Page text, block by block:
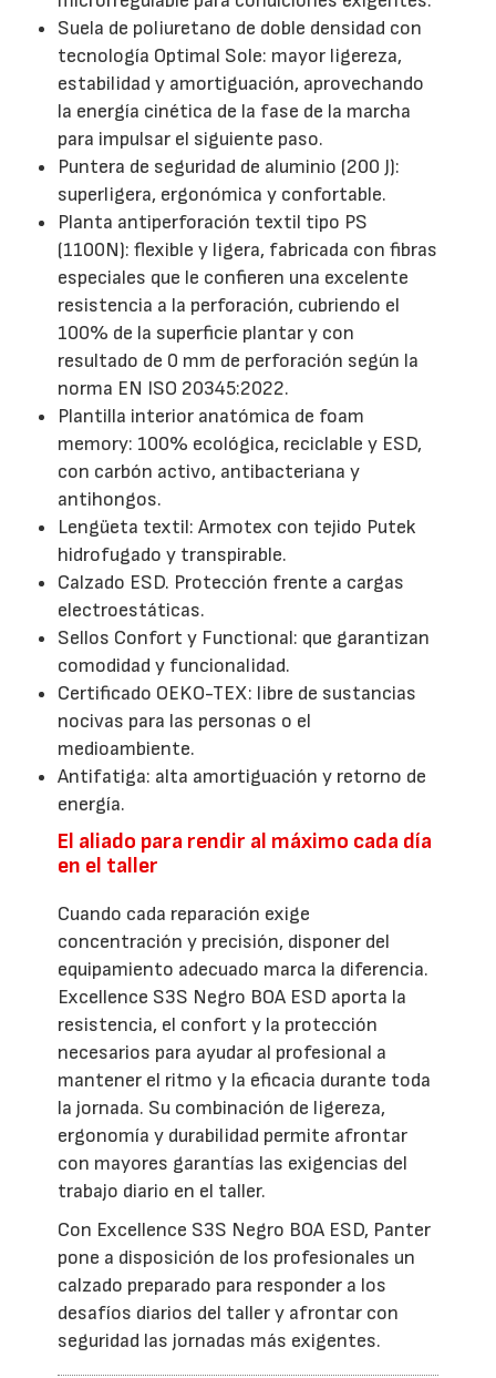
Suela de poliuretano de doble densidad con
tecnología Optimal Sole: mayor ligereza,
estabilidad y amortiguación, aprovechando
la energía cinética de la fase de la marcha
para impulsar el siguiente paso.
Puntera de seguridad de aluminio (200 J):
superligera, ergonómica y confortable.
Planta antiperforación textil tipo PS
(1100N): flexible y ligera, fabricada con fibras
especiales que le confieren una excelente
resistencia a la perforación, cubriendo el
100% de la superficie plantar y con
resultado de 0 mm de perforación según la
norma EN ISO 20345:2022.
Plantilla interior anatómica de foam
memory: 100% ecológica, reciclable y ESD,
con carbón activo, antibacteriana y
antihongos.
Lengüeta textil: Armotex con tejido Putek
hidrofugado y transpirable.
Calzado ESD. Protección frente a cargas
electroestáticas.
Sellos Confort y Functional: que garantizan
comodidad y funcionalidad.
Certificado OEKO-TEX: libre de sustancias
nocivas para las personas o el
medioambiente.
Antifatiga: alta amortiguación y retorno de
energía.
El aliado para rendir al máximo cada día
en el taller
Cuando cada reparación exige
concentración y precisión, disponer del
equipamiento adecuado marca la diferencia.
Excellence S3S Negro BOA ESD aporta la
resistencia, el confort y la protección
necesarios para ayudar al profesional a
mantener el ritmo y la eficacia durante toda
la jornada. Su combinación de ligereza,
ergonomía y durabilidad permite afrontar
con mayores garantías las exigencias del
trabajo diario en el taller.
Con Excellence S3S Negro BOA ESD, Panter
pone a disposición de los profesionales un
calzado preparado para responder a los
desafíos diarios del taller y afrontar con
seguridad las jornadas más exigentes.